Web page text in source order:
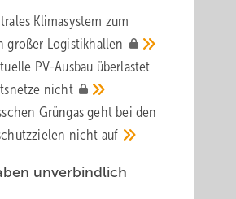
Klimasystem zum
großer Logistik­hallen
PV-Ausbau über­lastet
nicht
Grüngas geht bei den
nicht auf
unverbindlich